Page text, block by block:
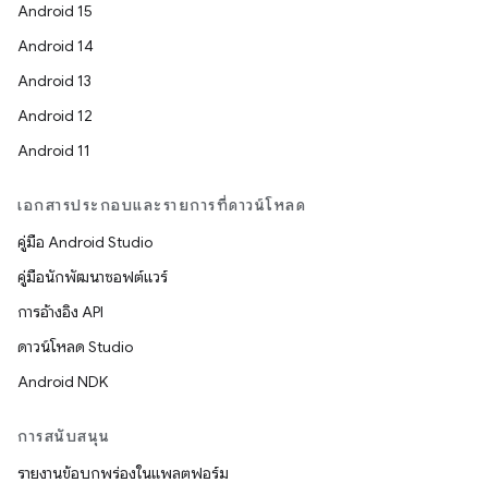
Android 15
Android 14
Android 13
Android 12
Android 11
เอกสารประกอบและรายการที่ดาวน์โหลด
คู่มือ Android Studio
คู่มือนักพัฒนาซอฟต์แวร์
การอ้างอิง API
ดาวน์โหลด Studio
Android NDK
การสนับสนุน
รายงานข้อบกพร่องในแพลตฟอร์ม